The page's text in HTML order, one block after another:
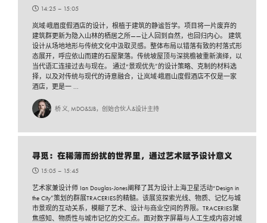
14:25 – 15:05
岚域·峨眉度假酒店的设计，根植于建筑的静谧哲学。项目将一片废弃的
建筑群更新为隐入山林的栖居之所——让人回到自然，也回归内心。 建筑
设计从场地地形与传统文化中汲取灵感。整体布局以错落有致的村落式形
态展开，呼应依山而建的石屋聚落。传统坡屋顶与深挑檐被重新演绎，以
当代语汇连接过去与现在。 通过“景观优先”的设计策略、克制的材料选
择，以及对传统与现代的诗意融合，让岚域·峨眉山度假酒店不仅是一家
酒店，更是一 ...
桥 义, MDO&SJB，创始合伙人&设计主持
寻觅：在稀薄而纷扰的世界里，通过艺术赋予设计意义
15:05 – 15:45
艺术家兼设计师 Ian Douglas-Jones阐释了其为设计上海卫星活动“Design in
the City”策划的群展TRACERIES的精髓。该展览探索光线、物质、记忆与城
市景观的互动关系，模糊了艺术、设计与商业空间的界限。TRACERIES聚
焦感知、物质性与城市记忆的交汇点。面对数字屏幕与人工生成内容对城